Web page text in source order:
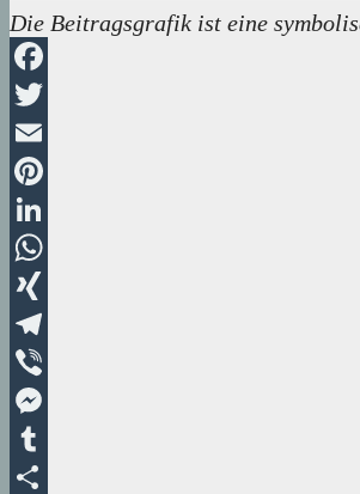
Die Beitragsgrafik ist eine
Facebook
Twitter
Email
Pinterest
LinkedIn
WhatsApp
XING
Telegram
Viber
Messenger
Tumblr